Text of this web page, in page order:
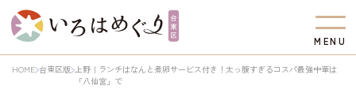
M EN U
HOME 台東区版 上野｜ランチはなんと煮卵サービス付き！太っ腹すぎるコスパ最強中華は
「八仙宮」で